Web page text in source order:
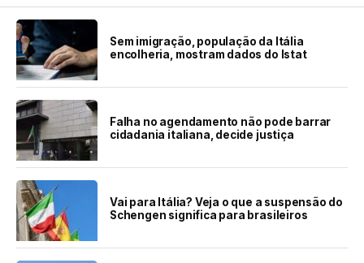
Sem imigração, população da Itália
encolheria, mostram dados do Istat
Falha no agendamento não pode barrar
cidadania italiana, decide justiça
Vai para Itália? Veja o que a suspensão do
Schengen significa para brasileiros